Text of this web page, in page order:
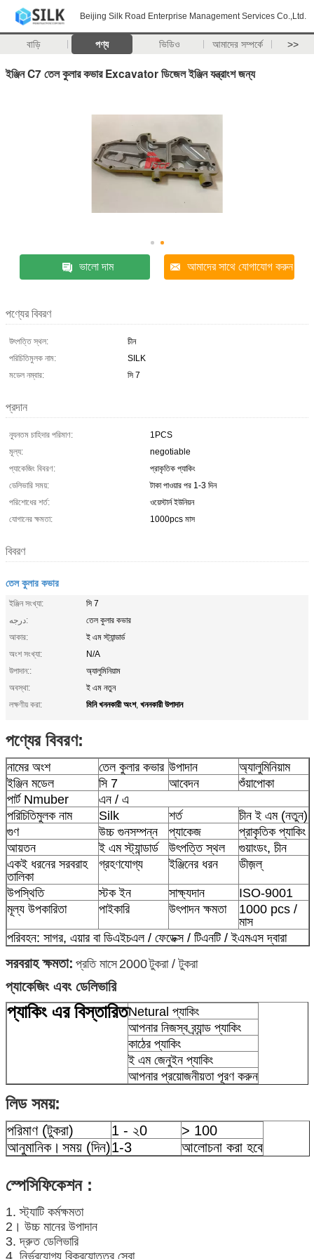
Beijing Silk Road Enterprise Management Services Co.,Ltd.
বাড়ি পণ্য ভিডিও আমাদের সম্পর্কে >>
ইঞ্জিন C7 তেল কুলার কভার Excavator ডিজেল ইঞ্জিন যন্ত্রাংশ জন্য
ভালো দাম আমাদের সাথে যোগাযোগ করুন
পণ্যের বিবরণ
উৎপত্তি স্থল:
চীন
পরিচিতিমুলক নাম:
SILK
মডেল নম্বার:
সি 7
প্রদান
ন্যূনতম চাহিদার পরিমাণ:
1PCS
মূল্য:
negotiable
প্যাকেজিং বিবরণ:
প্রাকৃতিক প্যাকিং
ডেলিভারি সময়:
টাকা পাওয়ার পর 1-3 দিন
পরিশোধের শর্ত:
ওয়েস্টার্ন ইউনিয়ন
যোগানের ক্ষমতা:
1000pcs মাস
বিবরণ
তেল কুলার কভার
ইঞ্জিন সংখ্যা:
সি 7
درجه:
তেল কুলার কভার
আকার:
ই এম স্ট্যান্ডার্ড
অংশ সংখ্যা:
N/A
উপাদান::
অ্যালুমিনিয়াম
অবস্থা:
ই এম নতুন
লক্ষণীয় করা:
মিনি খননকারী অংশ, খননকারী উপাদান
পণ্যের বিবরণ:
নামের অংশ তেল কুলার কভার উপাদান
অ্যালুমিনিয়াম
ইঞ্জিন মডেল
সি 7 আবেদন শুঁয়াপোকা
পার্ট Nmuber
এন / এ
পরিচিতিমুলক নাম
Silk শর্ত
চীন ই এম (নতুন)
গুণ
উচ্চ গুনসম্পন্ন প্যাকেজ
প্রাকৃতিক প্যাকিং
আয়তন
ই এম স্ট্যান্ডার্ড উৎপত্তি স্থল
গুয়াংডং, চীন
একই ধরনের সরবরাহ
তালিকা
গ্রহণযোগ্য ইঞ্জিনের ধরন ডীজ়ল্
উপস্থিতি স্টক ইন সাক্ষ্যদান
ISO-9001
মূল্য উপকারিতা
পাইকারি উৎপাদন ক্ষমতা
1000 pcs /
মাস
পরিবহন: সাগর, এয়ার বা ডিএইচএল / ফেডেক্স / টিএনটি / ইএমএস দ্বারা
সরবরাহ ক্ষমতা: প্রতি মাসে 2000টুকরা / টুকরা
প্যাকেজিং এবং ডেলিভারি
প্যাকিং এর বিস্তারিতNetural প্যাকিং
আপনার নিজস্ব ব্র্যান্ড প্যাকিং
কাঠের প্যাকিং
ই এম জেনুইন প্যাকিং
আপনার প্রয়োজনীয়তা পূরণ করুন
লিড সময়:
পরিমাণ (টুকরা) 1 - ২0
> 100
আনুমানিক। সময় (দিন)1-3 আলোচনা করা হবে
স্পেসিফিকেশন :
1. স্ট্যাটি কর্মক্ষমতা
2। উচ্চ মানের উপাদান
3. দ্রুত ডেলিভারি
4. নির্ভরযোগ্য বিক্রয়োত্তর সেবা